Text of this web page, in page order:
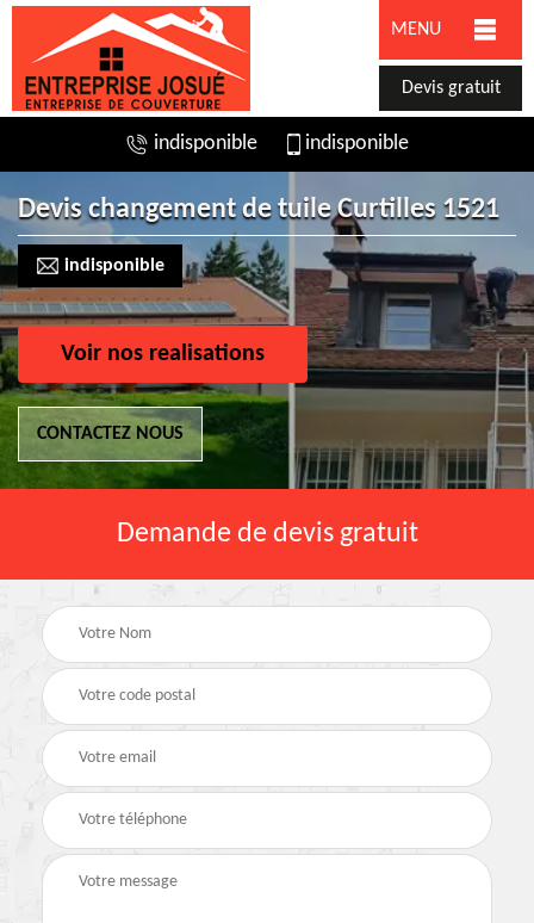
MENU
Devis gratuit
indisponible indisponible
Devis changement de tuile Curtilles 1521
indisponible
Voir nos realisations
CONTACTEZ NOUS
Demande de devis gratuit